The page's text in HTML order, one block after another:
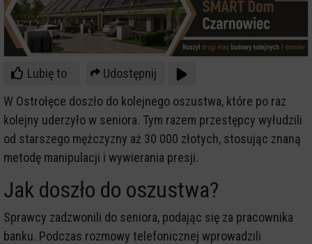
Lubię to
Udostępnij
W Ostrołęce doszło do kolejnego oszustwa, które po raz
kolejny uderzyło w seniora. Tym razem przestępcy wyłudzili
od starszego mężczyzny aż 30 000 złotych, stosując znaną
metodę manipulacji i wywierania presji.
Jak doszło do oszustwa?
Sprawcy zadzwonili do seniora, podając się za pracownika
banku. Podczas rozmowy telefonicznej wprowadzili